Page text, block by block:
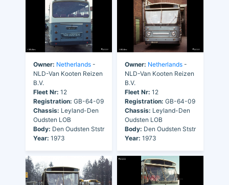
Owner: Netherlands -
NLD-Van Kooten Reizen
B.V.
Fleet Nr: 12
Registration: GB-64-09
Chassis: Leyland-Den
Oudsten LOB
Body: Den Oudsten Ststr
Year: 1973
Owner: Netherlands -
NLD-Van Kooten Reizen
B.V.
Fleet Nr: 12
Registration: GB-64-09
Chassis: Leyland-Den
Oudsten LOB
Body: Den Oudsten Ststr
Year: 1973